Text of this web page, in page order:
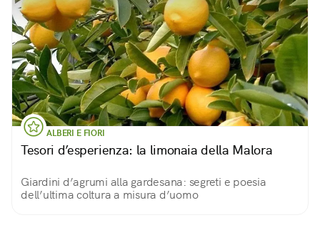
ALBERI E FIORI
Tesori d’esperienza: la limonaia della Malora
Giardini d’agrumi alla gardesana: segreti e poesia
dell’ultima coltura a misura d’uomo